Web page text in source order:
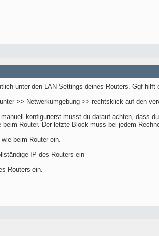
unter den LAN-Settings deines Routers. Ggf hilft
>> Netwerkumgebung >> rechtsklick auf den
konfigurierst musst du darauf achten, dass
Router. Der letzte Block muss bei jedem
beim Router ein.
IP des Routers ein
Routers ein.